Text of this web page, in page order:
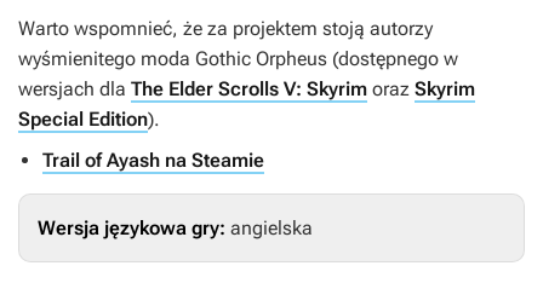
Warto wspomnieć, że za projektem stoją autorzy
wyśmienitego moda Gothic Orpheus (dostępnego w
wersjach dla The Elder Scrolls V: Skyrim oraz Skyrim
Special Edition).
Trail of Ayash na Steamie
Wersja językowa gry: angielska